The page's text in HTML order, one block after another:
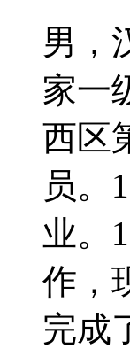
男，
家一
西区
员。
业。
作，
完成